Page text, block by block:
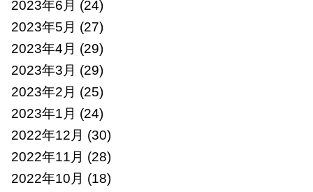
2023年6月 (24)
2023年5月 (27)
2023年4月 (29)
2023年3月 (29)
2023年2月 (25)
2023年1月 (24)
2022年12月 (30)
2022年11月 (28)
2022年10月 (18)